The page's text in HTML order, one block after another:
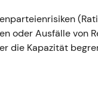
Bermuda-
eine
Mio. USD, was
oder Ausfälle von
die Kapazität